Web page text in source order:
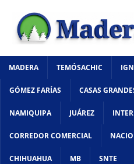
MADERA TEMÓSACHIC
GÓMEZ FARÍAS CASAS
NAMIQUIPA JUÁREZ
CORREDOR COMERCIAL
CHIHUAHUA MB SNTE